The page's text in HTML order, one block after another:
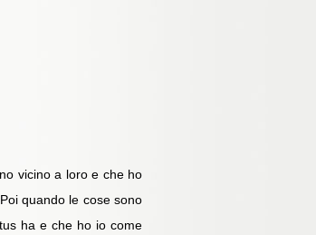
vicino a loro e che ho
quando le cose sono
ha e che ho io come